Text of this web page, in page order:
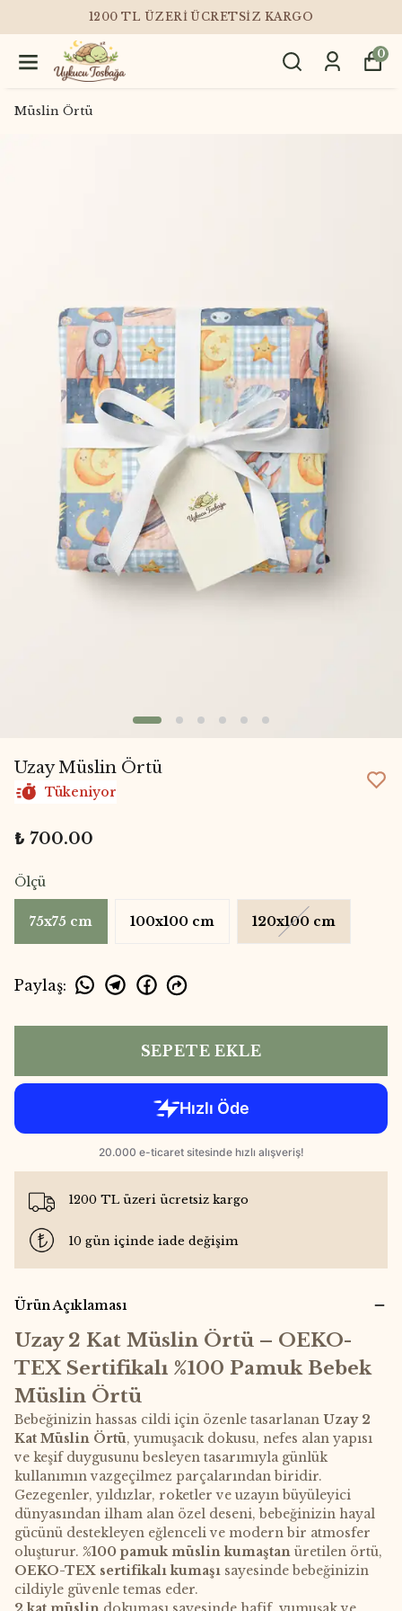
1200 TL ÜZERI ÜCRETSIZ KARGO
0
Müslin Örtü
Uzay Müslin Örtü
Tükeniyor
₺ 700.00
Ölçü
75x75 cm 100x100 cm 120x100 cm
Paylaş:
SEPETE EKLE
1200 TL üzeri ücretsiz kargo
10 gün içinde iade değişim
Ürün Açıklaması
Uzay 2 Kat Müslin Örtü – OEKO-
TEX Sertifikalı %100 Pamuk Bebek
Müslin Örtü
Bebeğinizin hassas cildi için özenle tasarlanan Uzay 2
Kat Müslin Örtü, yumuşacık dokusu, nefes alan yapısı
ve keşif duygusunu besleyen tasarımıyla günlük
kullanımın vazgeçilmez parçalarından biridir.
Gezegenler, yıldızlar, roketler ve uzayın büyüleyici
dünyasından ilham alan özel deseni, bebeğinizin hayal
gücünü destekleyen eğlenceli ve modern bir atmosfer
oluşturur. %100 pamuk müslin kumaştan üretilen örtü,
OEKO-TEX sertifikalı kumaşı sayesinde bebeğinizin
cildiyle güvenle temas eder.